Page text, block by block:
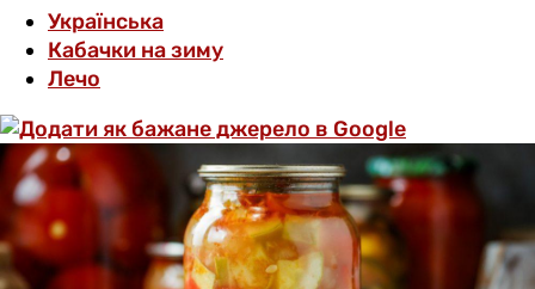
Українська
Кабачки на зиму
Лечо